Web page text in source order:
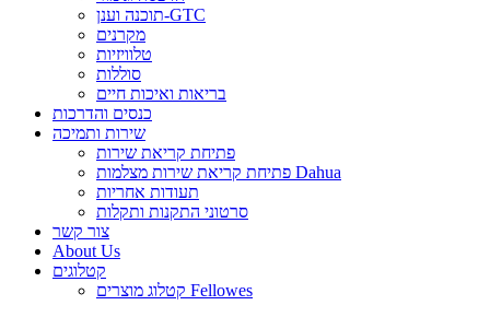
תוכנה וענן-GTC
מקרנים
טלוויזיות
סוללות
בריאות ואיכות חיים
כנסים והדרכות
שירות ותמיכה
פתיחת קריאת שירות
פתיחת קריאת שירות מצלמות Dahua
תעודות אחריות
סרטוני התקנות ותקלות
צור קשר
About Us
קטלוגים
קטלוג מוצרים Fellowes